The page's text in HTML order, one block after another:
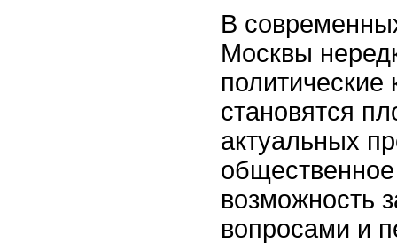
В
Москвы
становятся
актуальных
возможность
вопросами и